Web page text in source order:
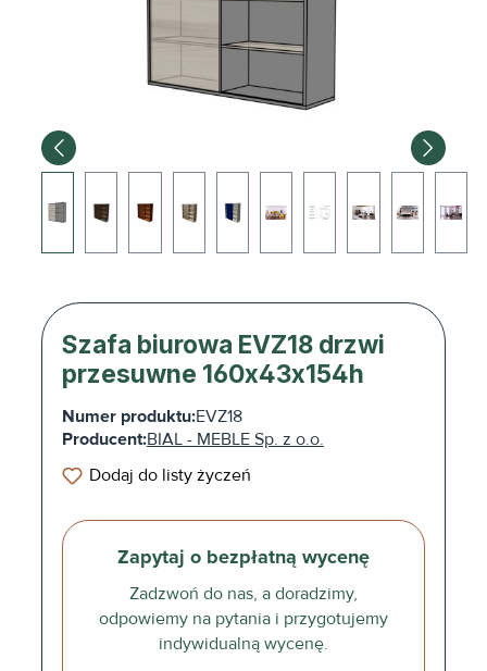
Szafa biurowa EVZ18 drzwi
przesuwne 160x43x154h
Numer produktu:EVZ18
Producent:BIAL - MEBLE Sp. z o.o.
Dodaj do listy życzeń
Zapytaj o bezpłatną wycenę
Zadzwoń do nas, a doradzimy,
odpowiemy na pytania i przygotujemy
indywidualną wycenę.